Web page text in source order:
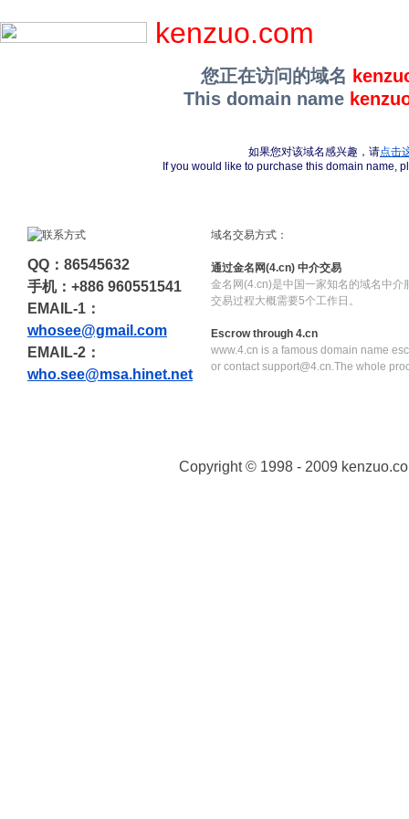
kenzuo.com
您正在访问的域名
This domain name
如果您对该域名感兴趣，请点击
If you would like to purchase this domain name,
QQ：86545632
手机：+886 960551541
EMAIL-1：
whosee@gmail.com
EMAIL-2：
who.see@msa.hinet.net
域名交易方式：
通过金名网(4.cn) 中介交易
金名网(4.cn)是中国一家知名的域名中介
交易过程大概需要5个工作日。
Escrow through 4.cn
www.4.cn is a famous domain name
or contact support@4.cn.The whole
Copyright © 1998 - 2009